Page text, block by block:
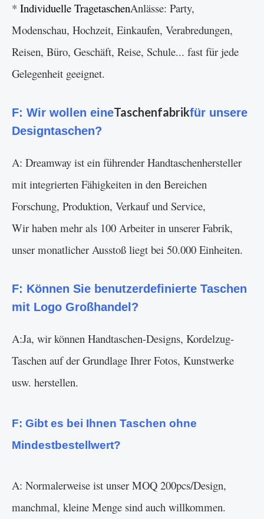
* Individuelle TragetaschenAnlässe: Party,
Modenschau, Hochzeit, Einkaufen, Verabredungen,
Reisen, Büro, Geschäft, Reise, Schule... fast für jede
Gelegenheit geeignet.
F: Wir wollen eineTaschenfabrikfür unsere
Designtaschen?
A: Dreamway ist ein führender Handtaschenhersteller
mit integrierten Fähigkeiten in den Bereichen
Forschung, Produktion, Verkauf und Service,
Wir haben mehr als 100 Arbeiter in unserer Fabrik,
unser monatlicher Ausstoß liegt bei 50.000 Einheiten.
F: Können Sie benutzerdefinierte Taschen
mit Logo Großhandel?
A:Ja, wir können Handtaschen-Designs, Kordelzug-
Taschen auf der Grundlage Ihrer Fotos, Kunstwerke
usw. herstellen.
F: Gibt es bei Ihnen Taschen ohne
Mindestbestellwert?
A: Normalerweise ist unser MOQ 200pcs/Design,
manchmal, kleine Menge sind auch willkommen.